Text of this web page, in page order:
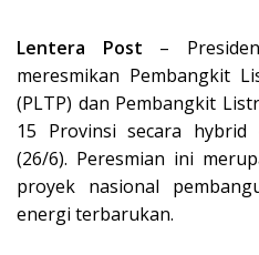
Lentera Post –
meresmikan Pembangkit
(PLTP) dan Pembangkit
15 Provinsi secara
(26/6). Peresmian ini
proyek nasional
energi terbarukan.